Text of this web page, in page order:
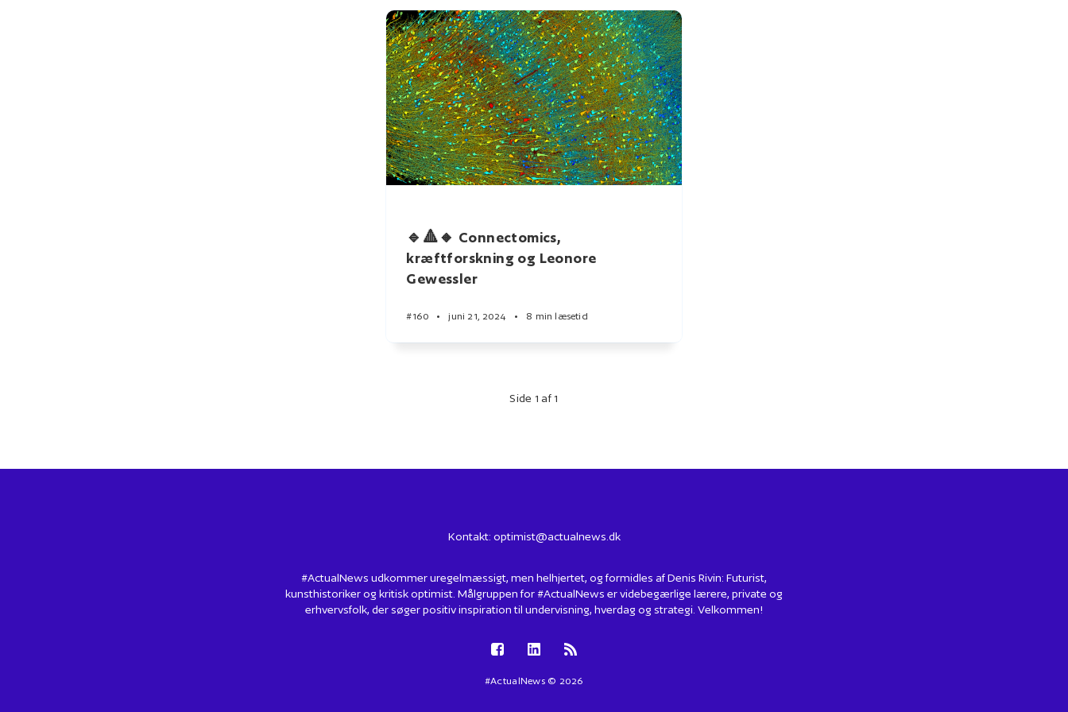
🔹🔺🔸 Connectomics,
kræftforskning og Leonore
Gewessler
#160 • juni 21, 2024 • 8 min læsetid
Side 1 af 1
Kontakt: optimist@actualnews.dk
#ActualNews udkommer uregelmæssigt, men helhjertet, og formidles af Denis Rivin: Futurist,
kunsthistoriker og kritisk optimist. Målgruppen for #ActualNews er videbegærlige lærere, private og
erhvervsfolk, der søger positiv inspiration til undervisning, hverdag og strategi. Velkommen!
#ActualNews © 2026